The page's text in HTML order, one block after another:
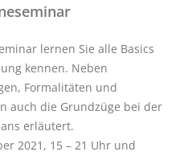
lernen Sie alle Basics
kennen. Neben
Formalitäten und
auch die Grundzüge bei der
erläutert.
2021, 15 – 21 Uhr und